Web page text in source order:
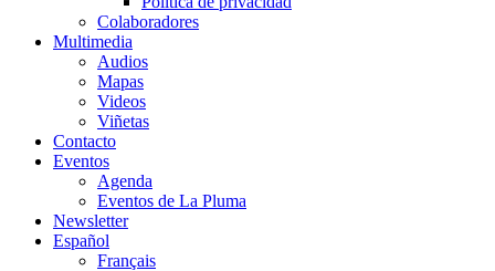
Colaboradores
Multimedia
Audios
Mapas
Videos
Viñetas
Contacto
Eventos
Agenda
Eventos de La Pluma
Newsletter
Español
Français